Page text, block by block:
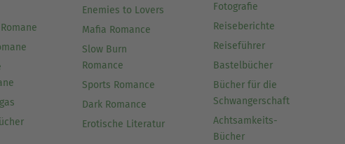
Enemies to Lovers
Mafia Romance
Slow Burn
Romance
Sports Romance
Dark Romance
Erotische Literatur
Fotografie
Reiseberichte
Reiseführer
Bastelbücher
Bücher für die
Schwangerschaft
Achtsamkeits-
Bücher